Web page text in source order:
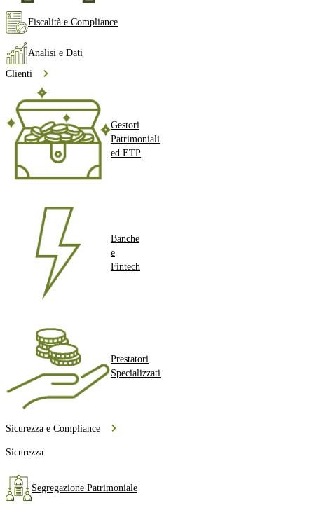
Fiscalità e Compliance
Analisi e Dati
Clienti
Gestori
Patrimoniali
ed ETP
Banche
e
Fintech
Prestatori
Specializzati
Sicurezza e Compliance
Sicurezza
Segregazione Patrimoniale